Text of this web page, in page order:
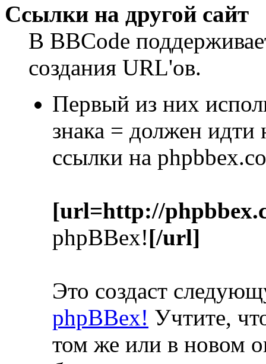
Ссылки на другой сайт
В BBCode
создания URL'ов.
Первый из них
знака = должен
ссылки на
[url=http://
phpBBex![/url]
Это создаст
phpBBex! Учтите,
том же или в новом